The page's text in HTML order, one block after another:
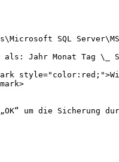
SQL
Jahr Monat Tag \_